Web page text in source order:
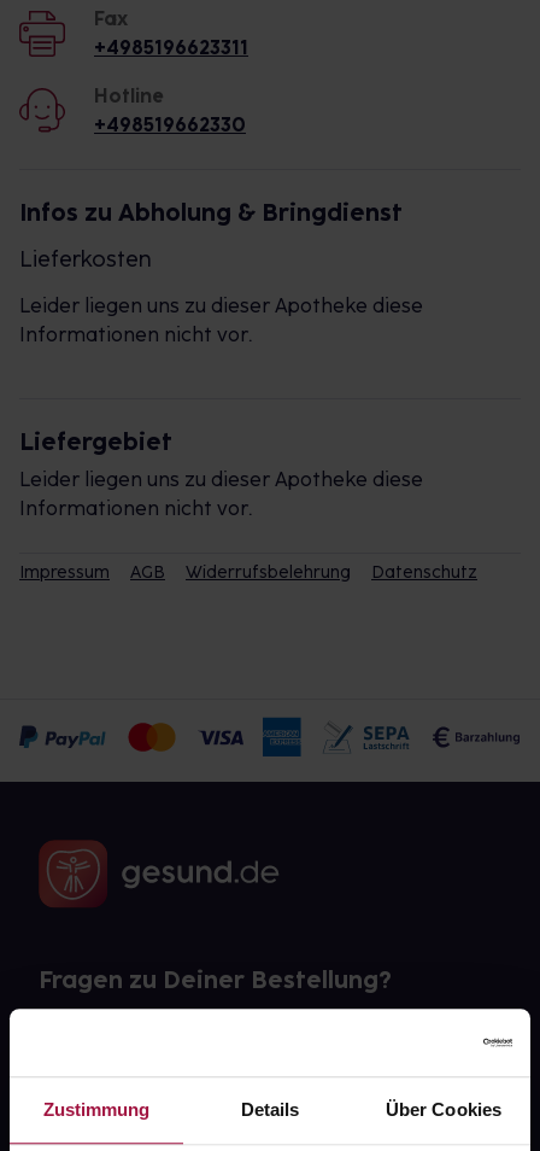
Zustimmung Details Über Cookies
Fax
+4985196623311
Hotline
+498519662330
Infos zu Abholung & Bringdienst
Lieferkosten
Leider liegen uns zu dieser Apotheke diese
Informationen nicht vor.
Liefergebiet
Leider liegen uns zu dieser Apotheke diese
Informationen nicht vor.
Impressum AGB Widerrufsbelehrung Datenschutz
Fragen zu Deiner Bestellung?